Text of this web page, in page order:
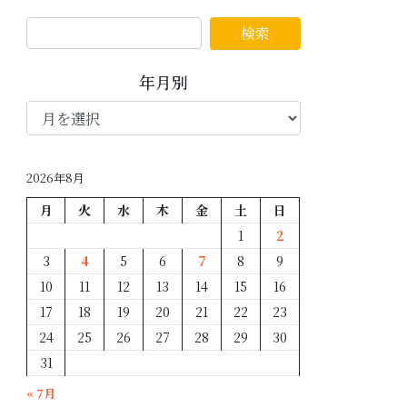
年月別
年
2026年8月
月 火 水 木 金 土
日
1
2
3
4 5 6 7 8
9
10
11 12 13 14 15
16
17
18 19 20 21 22
23
24
25 26 27 28 29
30
31
« 7月